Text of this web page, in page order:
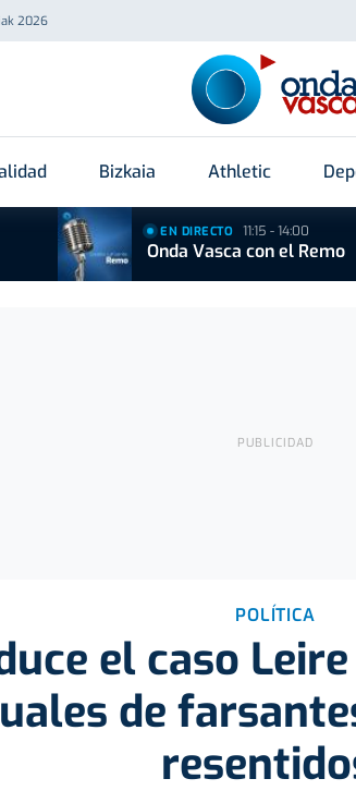
2026
Bizkaia Athletic
EN DIRECTO 11:15 - 14:00
Onda Vasca con el Remo
POLÍTICA
el caso
de